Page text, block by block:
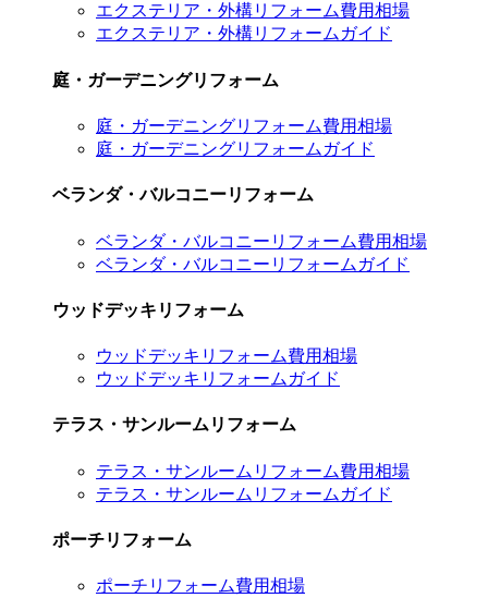
エクステリア・外構リフォーム費用相場
エクステリア・外構リフォームガイド
庭・ガーデニングリフォーム
庭・ガーデニングリフォーム費用相場
庭・ガーデニングリフォームガイド
ベランダ・バルコニーリフォーム
ベランダ・バルコニーリフォーム費用相場
ベランダ・バルコニーリフォームガイド
ウッドデッキリフォーム
ウッドデッキリフォーム費用相場
ウッドデッキリフォームガイド
テラス・サンルームリフォーム
テラス・サンルームリフォーム費用相場
テラス・サンルームリフォームガイド
ポーチリフォーム
ポーチリフォーム費用相場